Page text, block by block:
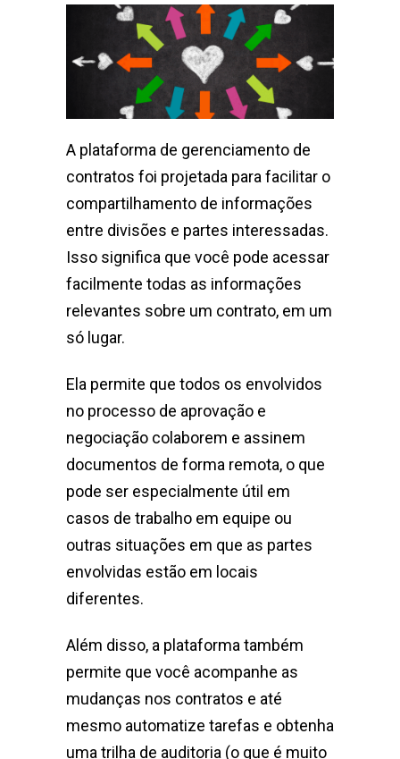
A plataforma de gerenciamento de
contratos foi projetada para facilitar o
compartilhamento de informações
entre divisões e partes interessadas.
Isso significa que você pode acessar
facilmente todas as informações
relevantes sobre um contrato, em um
só lugar.
Ela permite que todos os envolvidos
no processo de aprovação e
negociação colaborem e assinem
documentos de forma remota, o que
pode ser especialmente útil em
casos de trabalho em equipe ou
outras situações em que as partes
envolvidas estão em locais
diferentes.
Além disso, a plataforma também
permite que você acompanhe as
mudanças nos contratos e até
mesmo automatize tarefas e obtenha
uma trilha de auditoria (o que é muito